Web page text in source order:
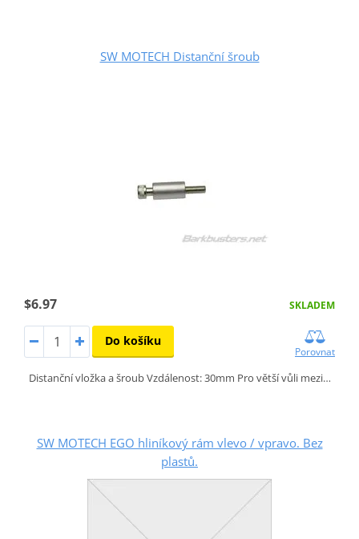
SW MOTECH Distanční šroub
$6.97 SKLADEM
Do košíku
Porovnat
Distanční vložka a šroub Vzdálenost: 30mm Pro větší vůli mezi…
SW MOTECH EGO hliníkový rám vlevo / vpravo. Bez
plastů.